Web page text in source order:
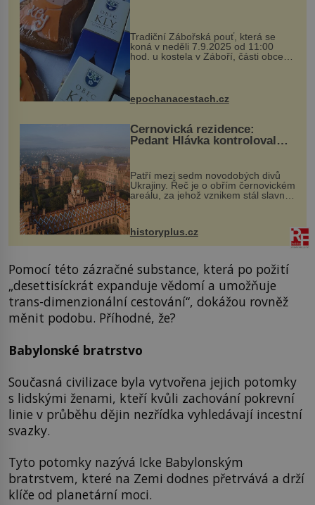
Tradiční Zábořská pouť, která se
koná v neděli 7.9.2025 od 11:00
hod. u kostela v Záboří, části obce
Kly u Mělníka. V programu naleznete
komentovanou prohlídku kostela,
epochanacestach.cz
Černovická rezidence:
Pedant Hlávka kontroloval
Patří mezi sedm novodobých divů
Ukrajiny. Řeč je o obřím černovickém
areálu, za jehož vznikem stál slavný
český architekt Josef Hlávka. Ten si
na něm dal mimořádně záležet. Jeho
historyplus.cz
Pomocí této zázračné substance, která po požití
„desettisíckrát expanduje vědomí a umožňuje
trans-dimenzionální cestování“, dokážou rovněž
měnit podobu. Příhodné, že?
Babylonské bratrstvo
Současná civilizace byla vytvořena jejich potomky
s lidskými ženami, kteří kvůli zachování pokrevní
linie v průběhu dějin nezřídka vyhledávají incestní
svazky.
Tyto potomky nazývá Icke Babylonským
bratrstvem, které na Zemi dodnes přetrvává a drží
klíče od planetární moci.